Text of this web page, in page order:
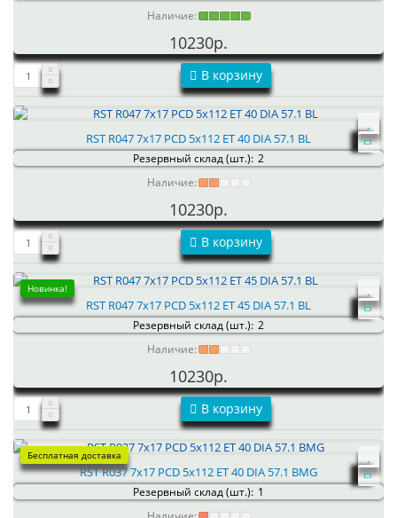
Наличие:
10230р.
В корзину
RST R047 7x17 PCD 5x112 ET 40 DIA 57.1 BL
Резервный склад (шт.): 2
Наличие:
10230р.
В корзину
Новинка!
RST R047 7x17 PCD 5x112 ET 45 DIA 57.1 BL
Резервный склад (шт.): 2
Наличие:
10230р.
В корзину
Бесплатная доставка
RST R037 7x17 PCD 5x112 ET 40 DIA 57.1 BMG
Резервный склад (шт.): 1